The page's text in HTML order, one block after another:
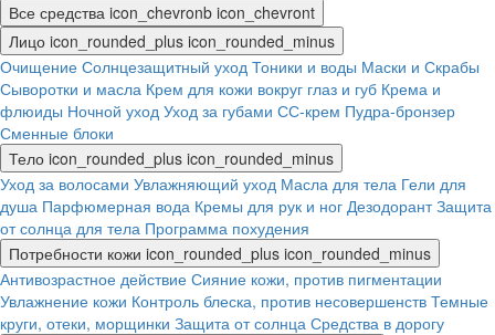
Все средства icon_chevronb icon_chevront
Лицо icon_rounded_plus icon_rounded_minus
Очищение Солнцезащитный уход Тоники и воды Маски и Скрабы
Сыворотки и масла Крем для кожи вокруг глаз и губ Крема и
флюиды Ночной уход Уход за губами СС-крем Пудра-бронзер
Сменные блоки
Тело icon_rounded_plus icon_rounded_minus
Уход за волосами Увлажняющий уход Масла для тела Гели для
душа Парфюмерная вода Кремы для рук и ног Дезодорант Защита
от солнца для тела Программа похудения
Потребности кожи icon_rounded_plus icon_rounded_minus
Антивозрастное действие Сияние кожи, против пигментации
Увлажнение кожи Контроль блеска, против несовершенств Темные
круги, отеки, морщинки Защита от солнца Средства в дорогу